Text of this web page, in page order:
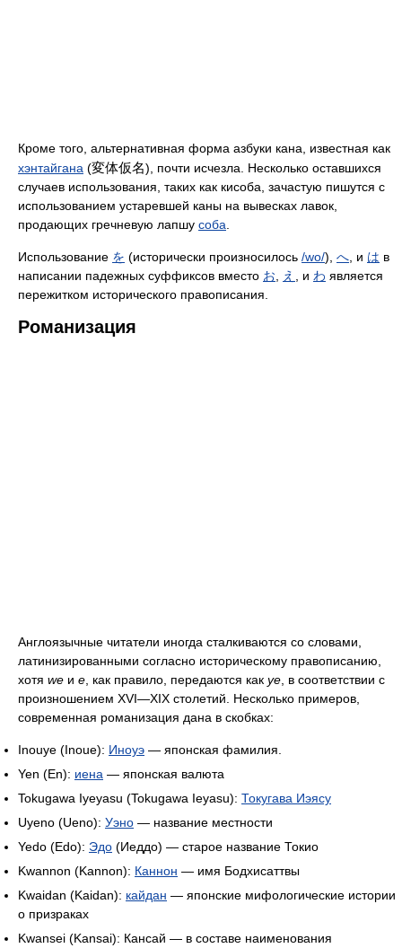
Кроме того, альтернативная форма азбуки кана, известная как
хэнтайгана (変体仮名), почти исчезла. Несколько оставшихся
случаев использования, таких как кисоба, зачастую пишутся с
использованием устаревшей каны на вывесках лавок,
продающих гречневую лапшу соба
Использование を (исторически произносилось /wo/), へ , и は в
написании падежных суффиксов вместо お え , и わ является
пережитком исторического правописания.
Романизация
Англоязычные читатели иногда сталкиваются со словами,
латинизированными согласно историческому правописанию,
хотя we и e , как правило, передаются как ye , в соответствии с
произношением XVI—XIX столетий. Несколько примеров,
современная романизация дана в скобках:
Inouye (Inoue): Иноуэ — японская фамилия.
Yen (En): иена — японская валюта
Tokugawa Iyeyasu (Tokugawa Ieyasu): Токугава Иэясу
Uyeno (Ueno): Уэно — название местности
Yedo (Edo): Эдо (Иеддо) — старое название Токио
Kwannon (Kannon): Каннон — имя Бодхисаттвы
Kwaidan (Kaidan): кайдан — японские мифологические истории
о призраках
Kwansei (Kansai): Кансай — в составе наименования